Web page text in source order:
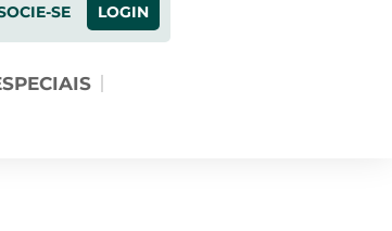
SE LOGIN